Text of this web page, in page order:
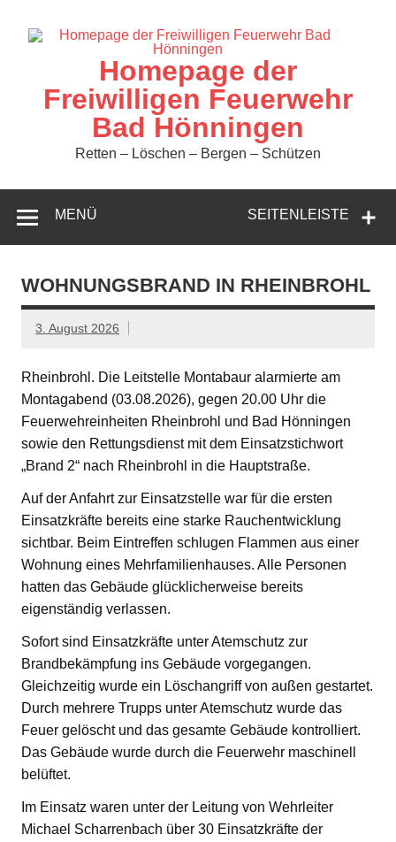
springen
Homepage der
Freiwilligen Feuerwehr
Bad Hönningen
Retten – Löschen – Bergen – Schützen
SEITENLEISTE
MENÜ
WOHNUNGSBRAND IN RHEINBROHL
3. August 2026
Rheinbrohl. Die Leitstelle Montabaur alarmierte am
Montagabend (03.08.2026), gegen 20.00 Uhr die
Feuerwehreinheiten Rheinbrohl und Bad Hönningen
sowie den Rettungsdienst mit dem Einsatzstichwort
„Brand 2“ nach Rheinbrohl in die Hauptstraße.
Auf der Anfahrt zur Einsatzstelle war für die ersten
Einsatzkräfte bereits eine starke Rauchentwicklung
sichtbar. Beim Eintreffen schlugen Flammen aus einer
Wohnung eines Mehrfamilienhauses. Alle Personen
hatten das Gebäude glücklicherweise bereits
eigenständig verlassen.
Sofort sind Einsatzkräfte unter Atemschutz zur
Brandbekämpfung ins Gebäude vorgegangen.
Gleichzeitig wurde ein Löschangriff von außen gestartet.
Durch mehrere Trupps unter Atemschutz wurde das
Feuer gelöscht und das gesamte Gebäude kontrolliert.
Das Gebäude wurde durch die Feuerwehr maschinell
belüftet.
Im Einsatz waren unter der Leitung von Wehrleiter
Michael Scharrenbach über 30 Einsatzkräfte der